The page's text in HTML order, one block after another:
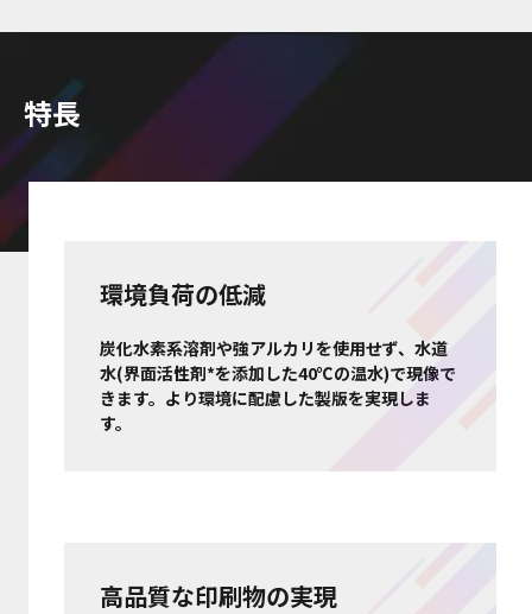
特長
環境負荷の低減
炭化水素系溶剤や強アルカリを使用せず、水道
水(界面活性剤*を添加した40℃の温水)で現像で
きます。より環境に配慮した製版を実現しま
す。
高品質な印刷物の実現